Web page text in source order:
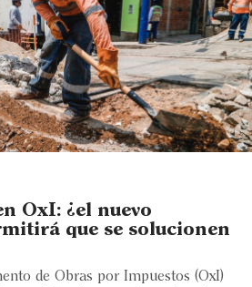
OxI: ¿el nuevo
que se solucionen
de Obras por Impuestos (OxI)